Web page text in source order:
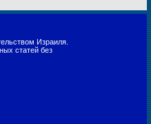
Израиля.
статей без